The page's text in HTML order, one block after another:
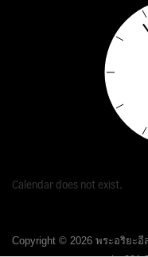
Calendar does not exist.
Copyright © 2026 พระอริยะ